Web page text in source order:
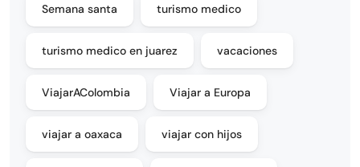
Semana santa turismo medico
turismo medico en juarez vacaciones
ViajarAColombia Viajar a Europa
viajar a oaxaca viajar con hijos